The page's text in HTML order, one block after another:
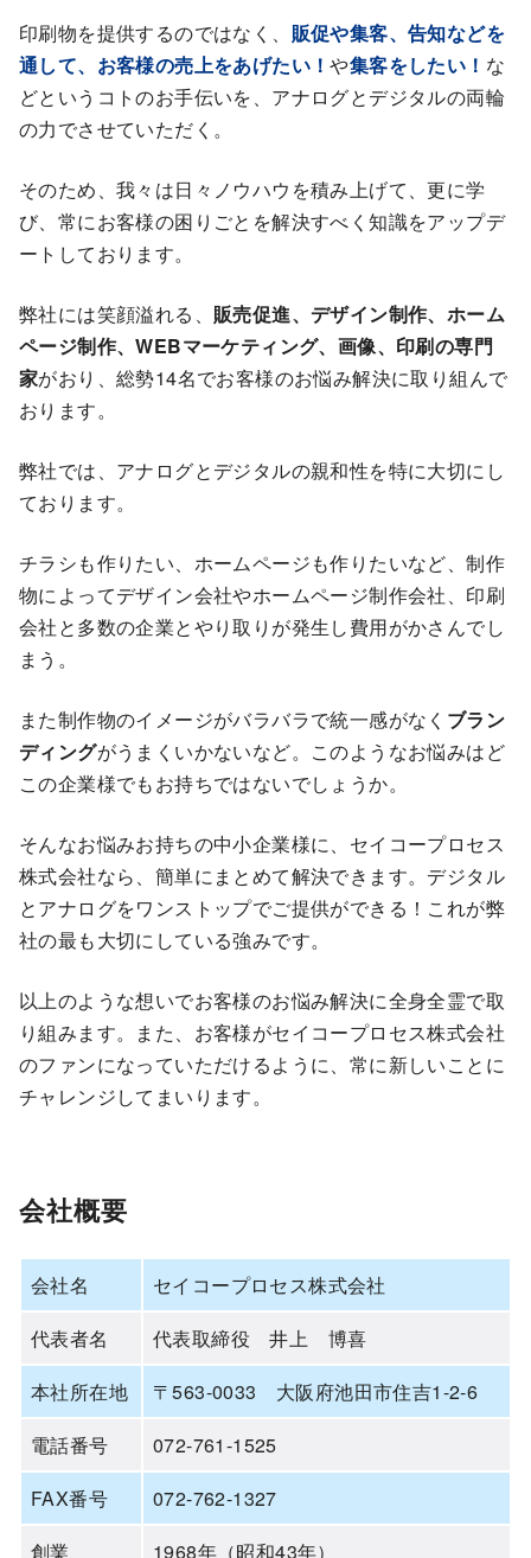
印刷物を提供するのではなく、 販促や集客、告知などを
通して、お客様の売上をあげたい！や集客をしたい！ な
どというコトのお手伝いを、アナログとデジタルの両輪
の力でさせていただく。
そのため、我々は日々ノウハウを積み上げて、更に学
び、常にお客様の困りごとを解決すべく知識をアップデ
ートしております。
弊社には笑顔溢れる、 販売促進、デザイン制作、ホーム
ページ制作、WEBマーケティング、画像、印刷の専門
家がおり、総勢14名でお客様のお悩み解決に取り組んで
おります。
弊社では、アナログとデジタルの親和性を特に大切にし
ております。
チラシも作りたい、ホームページも作りたいなど、制作
物によってデザイン会社やホームページ制作会社、印刷
会社と多数の企業とやり取りが発生し費用がかさんでし
まう。
また制作物のイメージがバラバラで統一感がなく ブラン
ディングがうまくいかないなど。このようなお悩みはど
この企業様でもお持ちではないでしょうか。
そんなお悩みお持ちの中小企業様に、セイコープロセス
株式会社なら、簡単にまとめて解決できます。デジタル
とアナログをワンストップでご提供ができる！これが弊
社の最も大切にしている強みです。
以上のような想いでお客様のお悩み解決に全身全霊で取
り組みます。また、お客様がセイコープロセス株式会社
のファンになっていただけるように、常に新しいことに
チャレンジしてまいります。
会社概要
会社名
セイコープロセス株式会社
代表者名
代表取締役 井上 博喜
本社所在地
〒563-0033 大阪府池田市住吉1-2-6
電話番号
072-761-1525
FAX番号
072-762-1327
創業
1968年（昭和43年）